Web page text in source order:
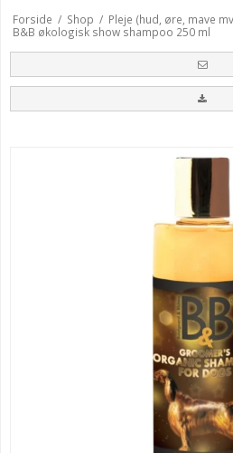
Forside / Shop / Pleje (hud, øre, mave
B&B økologisk show shampoo 250 ml